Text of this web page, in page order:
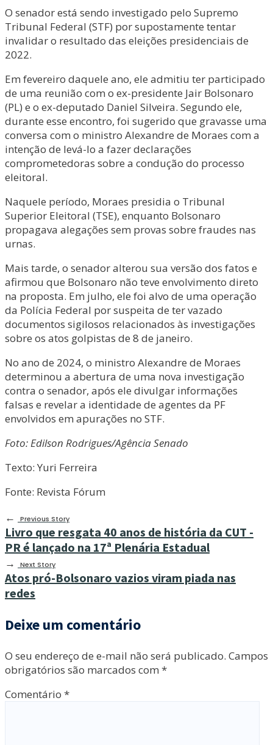
O senador está sendo investigado pelo Supremo
Tribunal Federal (STF) por supostamente tentar
invalidar o resultado das eleições presidenciais de
2022.
Em fevereiro daquele ano, ele admitiu ter participado
de uma reunião com o ex-presidente Jair Bolsonaro
(PL) e o ex-deputado Daniel Silveira. Segundo ele,
durante esse encontro, foi sugerido que gravasse uma
conversa com o ministro Alexandre de Moraes com a
intenção de levá-lo a fazer declarações
comprometedoras sobre a condução do processo
eleitoral.
Naquele período, Moraes presidia o Tribunal
Superior Eleitoral (TSE), enquanto Bolsonaro
propagava alegações sem provas sobre fraudes nas
urnas.
Mais tarde, o senador alterou sua versão dos fatos e
afirmou que Bolsonaro não teve envolvimento direto
na proposta. Em julho, ele foi alvo de uma operação
da Polícia Federal por suspeita de ter vazado
documentos sigilosos relacionados às investigações
sobre os atos golpistas de 8 de janeiro.
No ano de 2024, o ministro Alexandre de Moraes
determinou a abertura de uma nova investigação
contra o senador, após ele divulgar informações
falsas e revelar a identidade de agentes da PF
envolvidos em apurações no STF.
Foto: Edilson Rodrigues/Agência Senado
Texto: Yuri Ferreira
Fonte: Revista Fórum
←
Previous Story
Livro que resgata 40 anos de história da CUT -
PR é lançado na 17ª Plenária Estadual
→ Next Story
Atos pró-Bolsonaro vazios viram piada nas
redes
Deixe um comentário
O seu endereço de e-mail não será publicado. Campos
obrigatórios são marcados com *
Comentário *